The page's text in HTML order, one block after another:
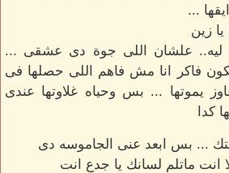
...
زين
ليه.. علشان اللى جوة دى عشقى ...
فاكر انا مش فاهم اللى حصلها فى
يموتها ... بس وحياه غلاوتها عندى
كدا
... بس ابعد عنى الجاموسه دى
انت ماتلم لسانك يا جدع انت